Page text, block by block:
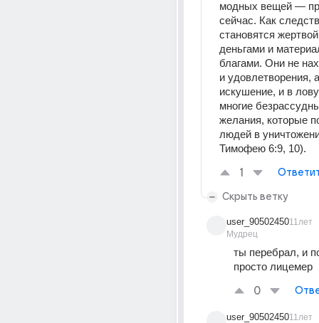
модных вещей —
сейчас. Как
становятся
деньгами и
благами. Они не
и удовлетворения,
искушение, и в
многие
желания, которые
людей в
Тимофею 6:9, 10).
1
Скрыть ветку
user_90502450
Мудрец
11лет
ты перебрал, и
просто лицемер
0
user_9050245011лет